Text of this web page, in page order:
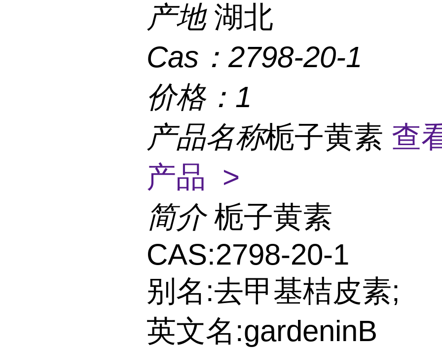
产地 湖北
Cas： 2798-20-1
价格： 1
产品名称栀子黄素 查
产品 >
简介 栀子黄素
CAS:2798-20-1
别名:去甲基桔皮素;
英文名:gardeninB